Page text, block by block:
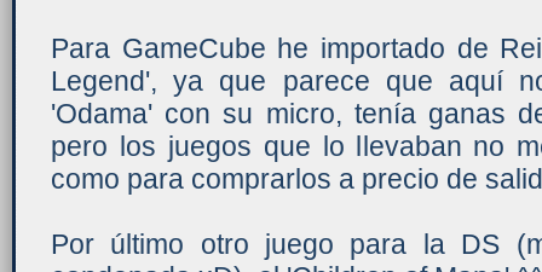
Para GameCube he importado de
Legend', ya que parece que aquí
'Odama' con su micro, tenía ganas
pero los juegos que lo llevaban no
como para comprarlos a precio de
Por último otro juego para la DS